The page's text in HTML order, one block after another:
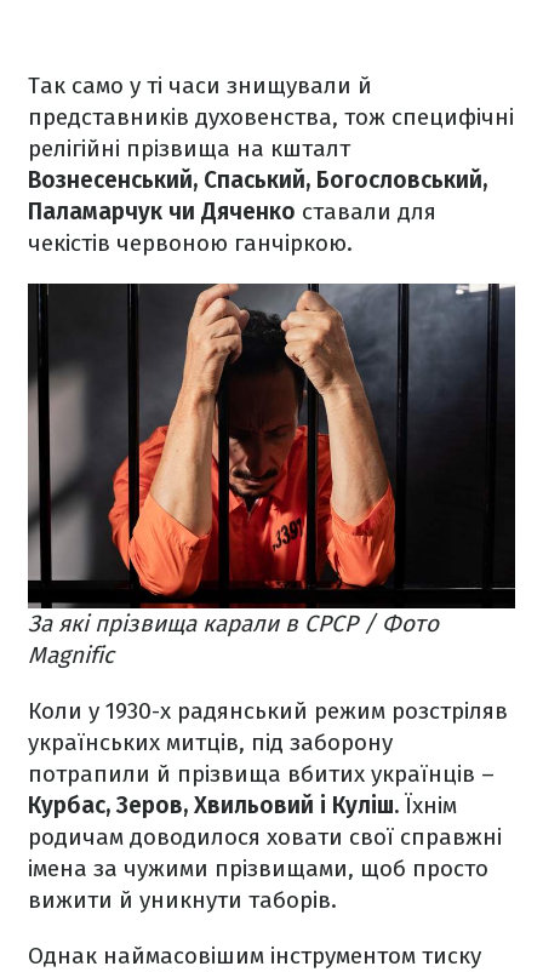
Так само у ті часи знищували й
представників духовенства, тож специфічні
релігійні прізвища на кшталт
Вознесенський, Спаський, Богословський,
Паламарчук чи Дяченко ставали для
чекістів червоною ганчіркою.
За які прізвища карали в СРСР / Фото
Magnific
Коли у 1930-х радянський режим розстріляв
українських митців, під заборону
потрапили й прізвища вбитих українців –
Курбас, Зеров, Хвильовий і Куліш. Їхнім
родичам доводилося ховати свої справжні
імена за чужими прізвищами, щоб просто
вижити й уникнути таборів.
Однак наймасовішим інструментом тиску